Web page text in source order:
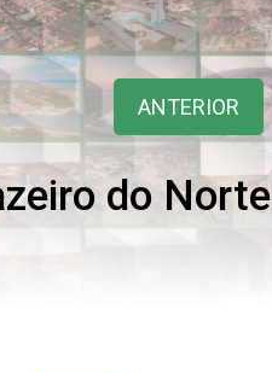
ANTERIOR
do Norte